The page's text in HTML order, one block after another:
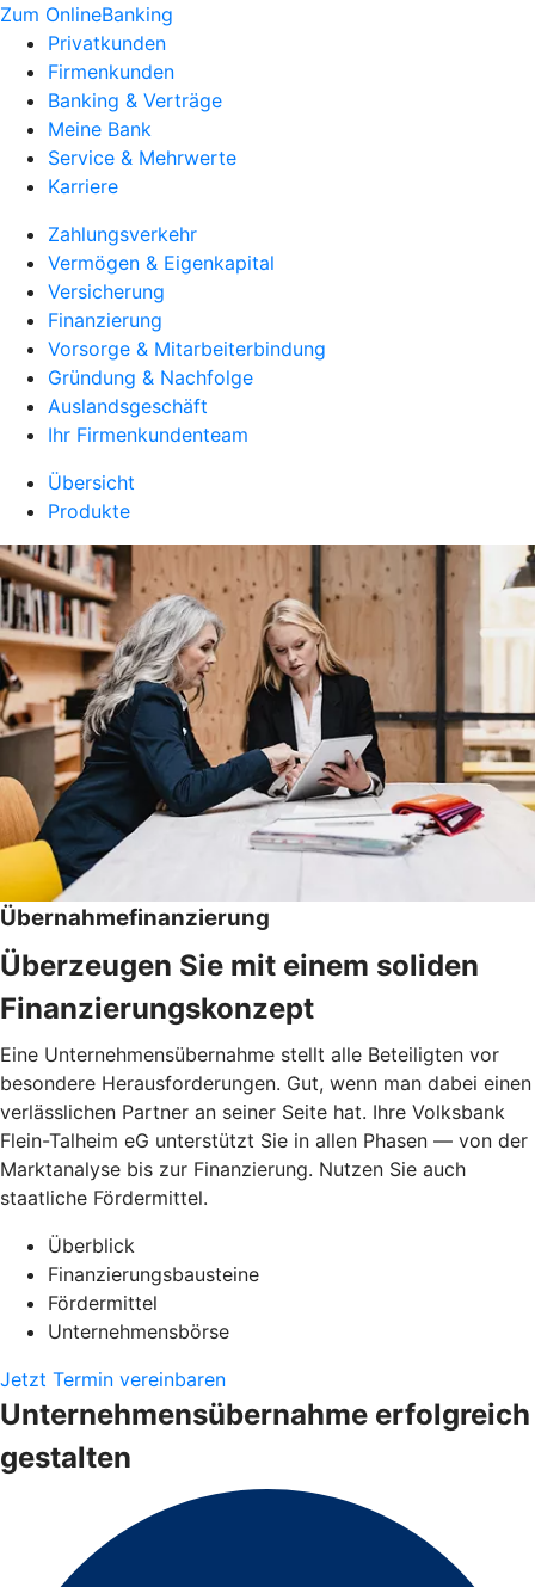
Zum OnlineBanking
Privatkunden
Firmenkunden
Banking & Verträge
Meine Bank
Service & Mehrwerte
Karriere
Zahlungsverkehr
Vermögen & Eigenkapital
Versicherung
Finanzierung
Vorsorge & Mitarbeiterbindung
Gründung & Nachfolge
Auslandsgeschäft
Ihr Firmenkundenteam
Übersicht
Produkte
Übernahmefinanzierung
Überzeugen Sie mit einem soliden
Finanzierungskonzept
Eine Unternehmensübernahme stellt alle Beteiligten vor
besondere Herausforderungen. Gut, wenn man dabei einen
verlässlichen Partner an seiner Seite hat. Ihre Volksbank
Flein-Talheim eG unterstützt Sie in allen Phasen — von der
Marktanalyse bis zur Finanzierung. Nutzen Sie auch
staatliche Fördermittel.
Überblick
Finanzierungsbausteine
Fördermittel
Unternehmensbörse
Jetzt Termin vereinbaren
Unternehmensübernahme erfolgreich
gestalten